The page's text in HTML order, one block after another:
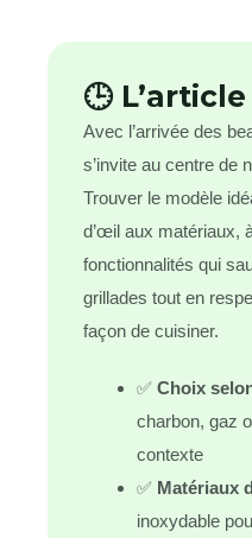
🕒
Avec l’arrivée des
s’invite au centre de
Trouver le modèle
d’œil aux matériaux,
fonctionnalités qui
grillades tout en
façon de cuisiner.
✅ Choix
charbon, gaz
contexte
✅ Matériaux
inoxydable